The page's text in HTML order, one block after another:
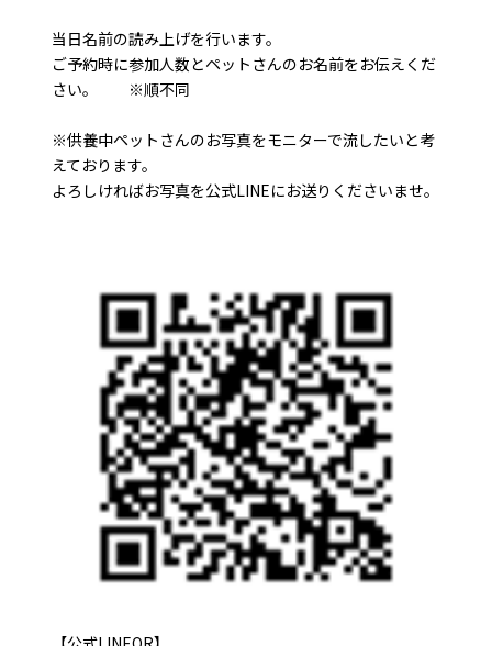
当日名前の読み上げを行います。
ご予約時に参加人数とペットさんのお名前をお伝えくだ
さい。 ※順不同
※供養中ペットさんのお写真をモニターで流したいと考
えております。
よろしければお写真を公式LINEにお送りくださいませ。